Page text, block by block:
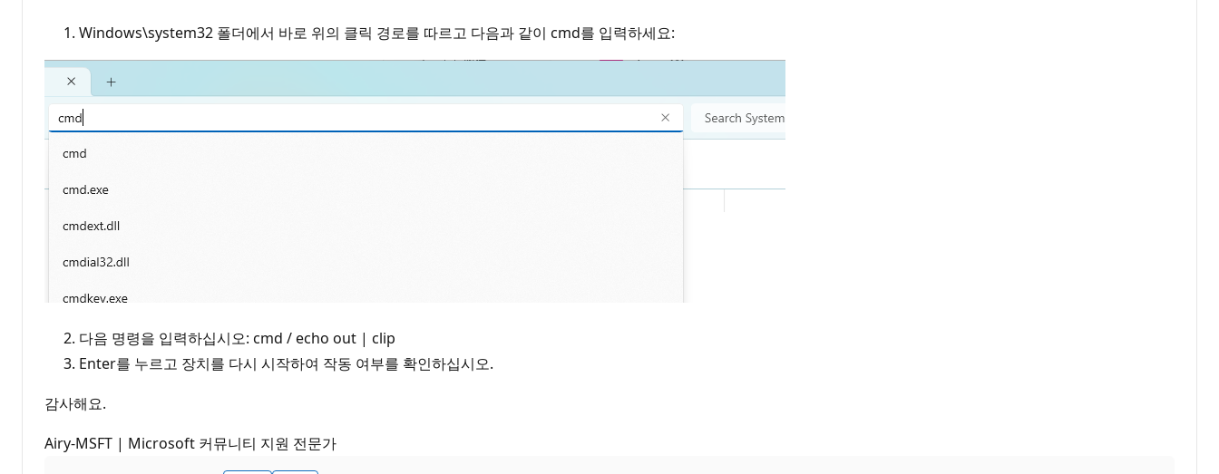
Windows\system32 폴더에서 바로 위의 클릭 경로를 따르고 다음과 같이 cmd를 입력하세요:
다음 명령을 입력하십시오: cmd / echo out | clip
Enter를 누르고 장치를 다시 시작하여 작동 여부를 확인하십시오.
감사해요.
Airy-MSFT | Microsoft 커뮤니티 지원 전문가